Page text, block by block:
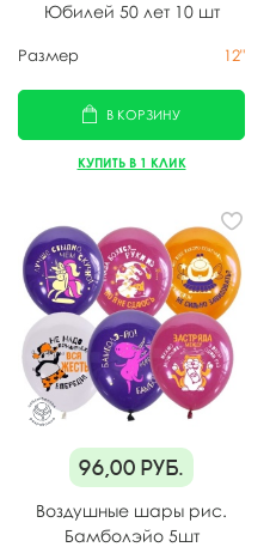
Юбилей 50 лет 10 шт
Размер 12"
В КОРЗИНУ
КУПИТЬ В 1 КЛИК
96,00 руб.
Воздушные шары рис.
Бамболэйо 5шт